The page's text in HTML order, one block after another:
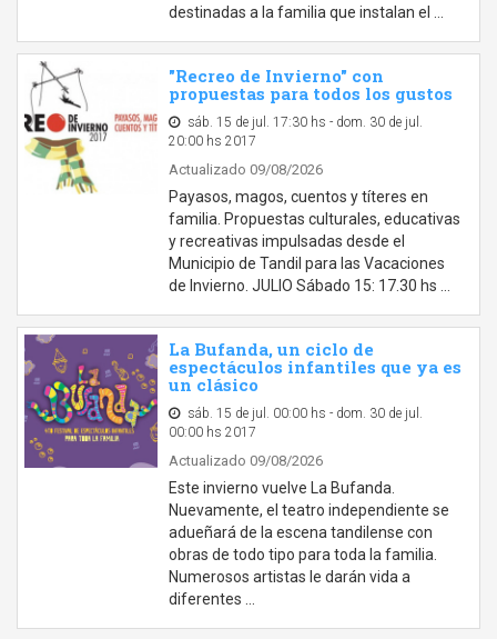
destinadas a la familia que instalan el …
"Recreo de Invierno" con
propuestas para todos los gustos
sáb. 15 de jul. 17:30 hs - dom. 30 de jul.
20:00 hs 2017
Actualizado 09/08/2026
Payasos, magos, cuentos y títeres en
familia. Propuestas culturales, educativas
y recreativas impulsadas desde el
Municipio de Tandil para las Vacaciones
de Invierno. JULIO Sábado 15: 17.30 hs …
La Bufanda, un ciclo de
espectáculos infantiles que ya es
un clásico
sáb. 15 de jul. 00:00 hs - dom. 30 de jul.
00:00 hs 2017
Actualizado 09/08/2026
Este invierno vuelve La Bufanda.
Nuevamente, el teatro independiente se
adueñará de la escena tandilense con
obras de todo tipo para toda la familia.
Numerosos artistas le darán vida a
diferentes …